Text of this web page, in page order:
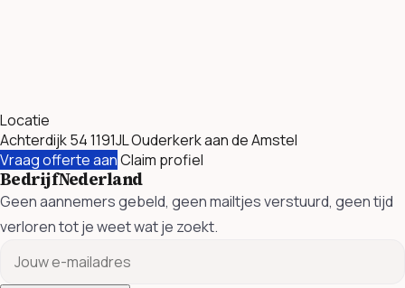
Locatie
Achterdijk 54 1191JL Ouderkerk aan de Amstel
Vraag offerte aanClaim profiel
BedrijfNederland
Geen aannemers gebeld, geen mailtjes verstuurd, geen tijd
verloren tot je weet wat je zoekt.